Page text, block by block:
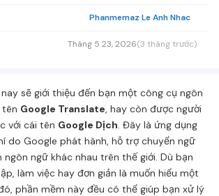
Phanmemaz Le Anh Nhac
Tháng 5 23, 2026(3 tháng trước)
sẽ giới thiệu đến bạn một công cụ ngôn
tên Google Translate, hay còn được người
với cái tên Google Dịch. Đây là ứng dụng
do Google phát hành, hỗ trợ chuyển ngữ
ngữ khác nhau trên thế giới. Dù bạn
làm việc hay đơn giản là muốn hiểu một
phần mềm này đều có thể giúp bạn xử lý